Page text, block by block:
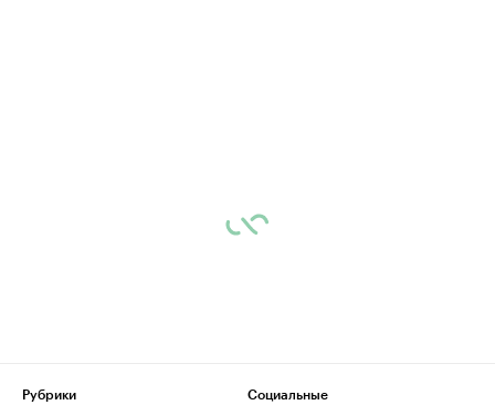
Рубрики
Социальные